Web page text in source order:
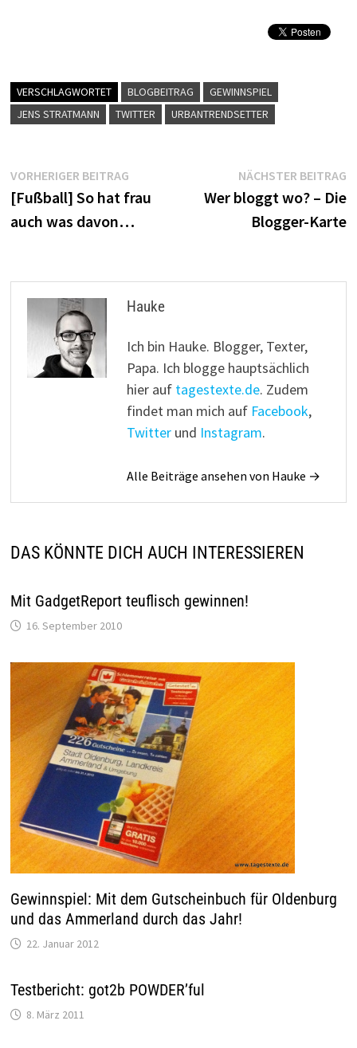
VERSCHLAGWORTET BLOGBEITRAG
GEWINNSPIEL
JENS STRATMANN
TWITTER URBANTRENDSETTER
Beitragsnavigation
VORHERIGER BEITRAGVorheriger
Beitrag:
[Fußball] So hat frau
auch was davon…
NÄCHSTER BEITRAG
Wer bloggt wo? – Die
Blogger-Karte
Hauke
Ich bin Hauke. Blogger, Texter,
Papa. Ich blogge hauptsächlich
hier auf tagestexte.de. Zudem
findet man mich auf Facebook,
Twitterund Instagram.
Alle Beiträge ansehen von Hauke →
DAS KÖNNTE DICH AUCH INTERESSIEREN
Mit GadgetReport teuflisch gewinnen!
16. September 2010
Gewinnspiel: Mit dem Gutscheinbuch für Oldenburg
und das Ammerland durch das Jahr!
22. Januar 2012
Testbericht: got2b POWDER’ful
8. März 2011